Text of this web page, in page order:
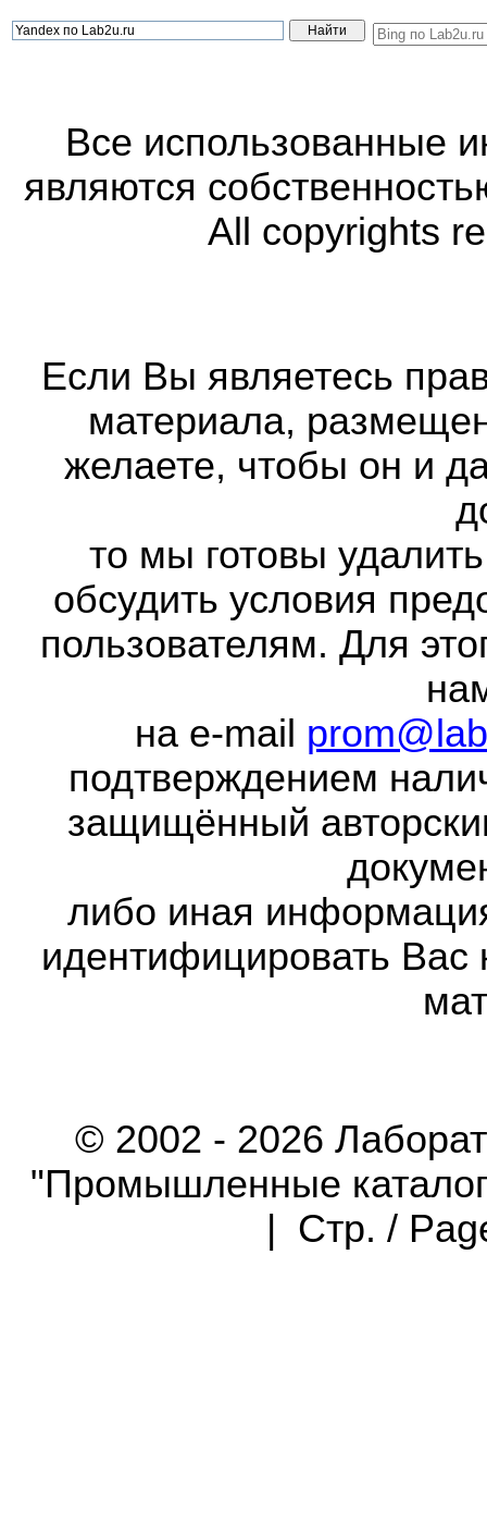
Все использованные
являются
All copyrights
Если Вы являетесь
материала,
желаете, чтобы он и
то мы готовы
обсудить условия
пользователям. Для
на e-mail
подтверждением
защищённый
либо иная
идентифицировать Вас
© 2002 - 2026
"Промышленные
| Стр. /